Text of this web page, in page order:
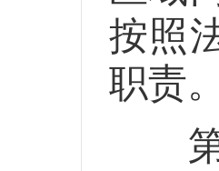
按照
职责
第